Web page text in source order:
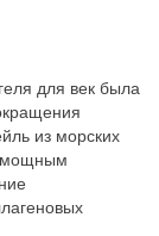
для век была
из морских
мощным